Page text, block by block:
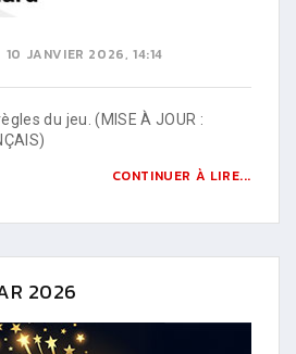
10 JANVIER 2026, 14:14
du jeu. (MISE À JOUR :
CONTINUER À LIRE...
2026